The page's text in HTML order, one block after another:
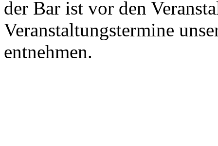
der Bar ist vor den
Veranstaltungstermine
entnehmen.